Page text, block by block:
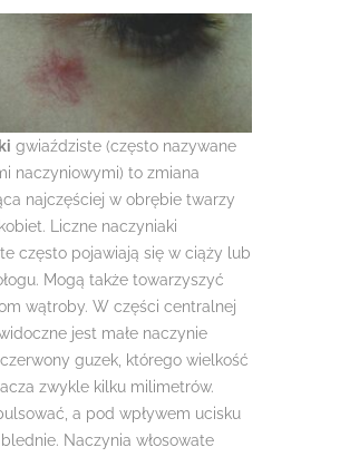
gwiaździste (często nazywane
naczyniowymi) to zmiana
najczęściej w obrębie twarzy
Liczne naczyniaki
często pojawiają się w ciąży lub
Mogą także towarzyszyć
wątroby. W części centralnej
jest małe naczynie
guzek, którego wielkość
zwykle kilku milimetrów.
a pod wpływem ucisku
Naczynia włosowate